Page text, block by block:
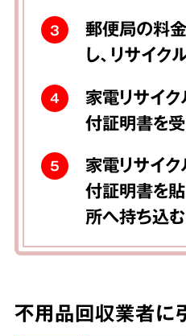
3
郵便局の料
し、リサイク
4
家電リサイ
付証明書を
5
家電リサイ
付証明書を
所へ持ち込む
不用品回収業者に